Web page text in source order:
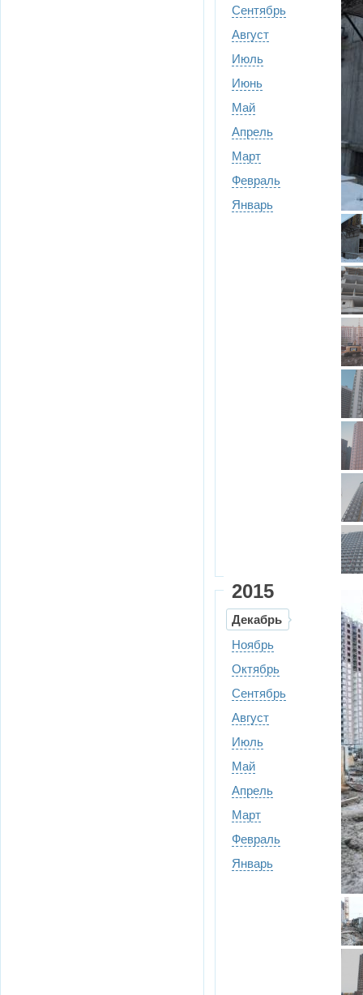
Сентябрь
Август
Июль
Июнь
Май
Апрель
Март
Февраль
Январь
2015
Декабрь
Ноябрь
Октябрь
Сентябрь
Август
Июль
Май
Апрель
Март
Февраль
Январь